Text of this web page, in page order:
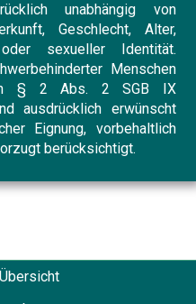
unabhängig von
Geschlecht, Alter,
oder sexueller Identität.
Menschen
§ 2 Abs. 2 SGB IX
ausdrücklich erwünscht
Eignung, vorbehaltlich
berücksichtigt.